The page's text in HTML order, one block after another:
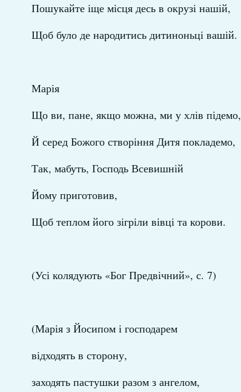
Пошукайте іще місця десь в окрузі нашій,
Щоб було де народитись дитиноньці вашій.
Марія
Що ви, пане, якщо можна, ми у хлів підемо,
Й серед Божого створіння Дитя покладемо,
Так, мабуть, Господь Всевишній
Йому приготовив,
Щоб теплом його зігріли вівці та корови.
(Усі колядують «Бог Предвічний», с. 7)
(Марія з Йосипом і господарем
відходять в сторону,
заходять пастушки разом з ангелом,